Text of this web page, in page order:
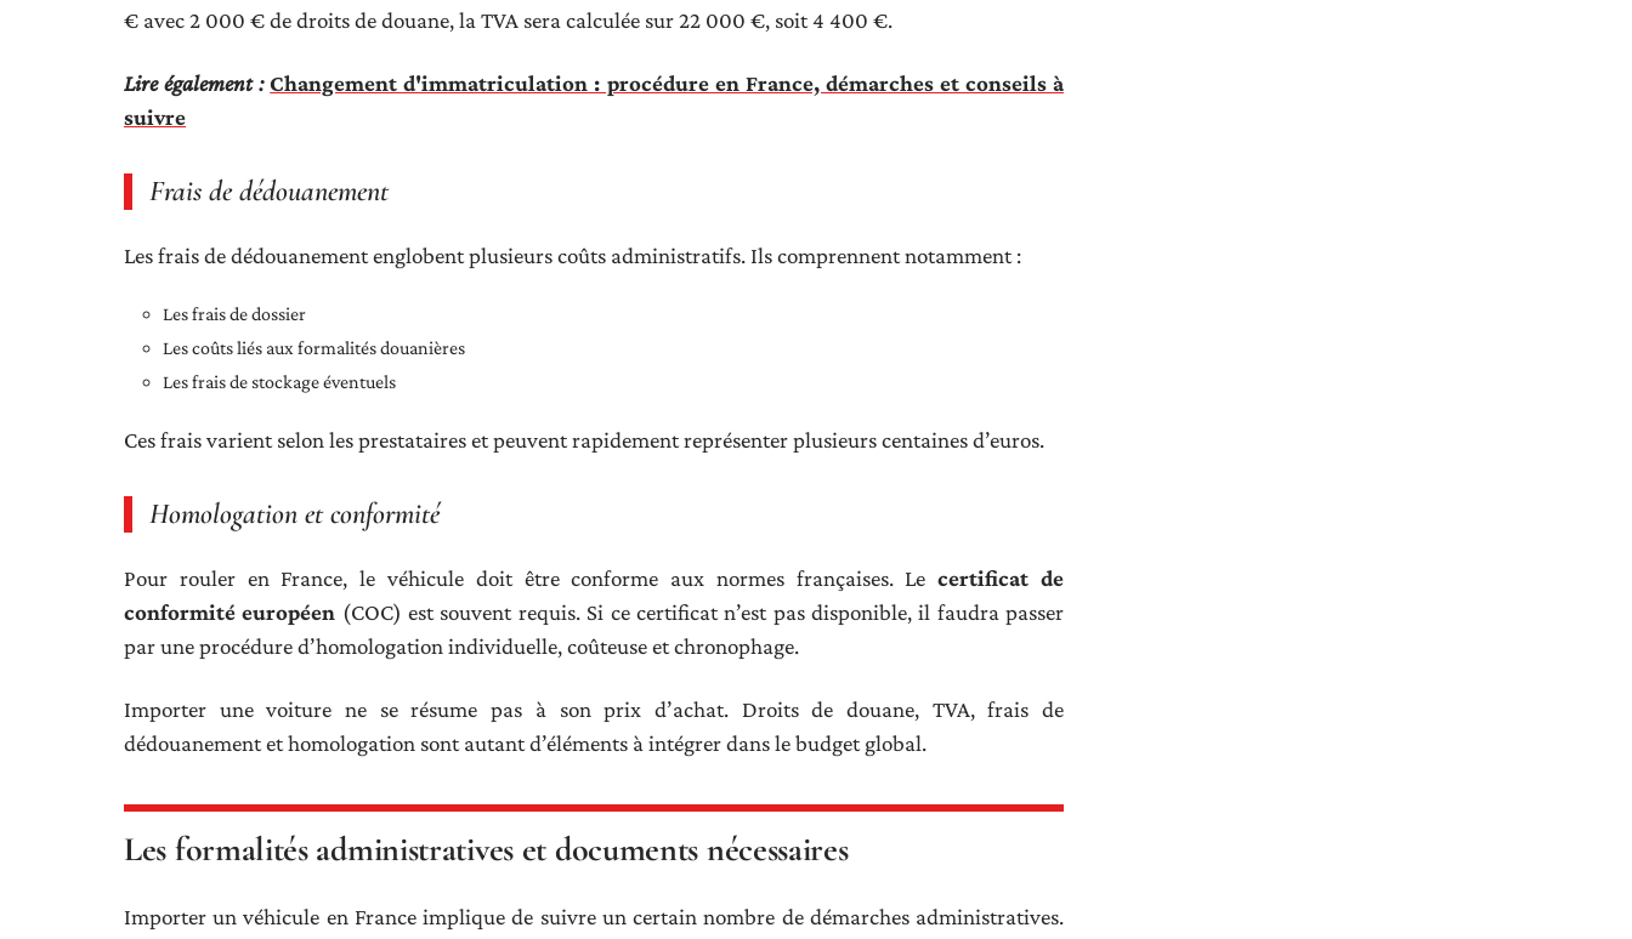
€ avec 2 000 € de droits de douane, la TVA sera calculée sur 22 000 €, soit 4 400 €.
Lire également : Changement d'immatriculation : procédure en France, démarches et conseils à
suivre
Frais de dédouanement
Les frais de dédouanement englobent plusieurs coûts administratifs. Ils comprennent notamment :
Les frais de dossier
Les coûts liés aux formalités douanières
Les frais de stockage éventuels
Ces frais varient selon les prestataires et peuvent rapidement représenter plusieurs centaines d’euros.
Homologation et conformité
Pour rouler en France, le véhicule doit être conforme aux normes françaises. Lecertificat de
conformité européen (COC) est souvent requis. Si ce certificat n’est pas disponible, il faudra passer
par une procédure d’homologation individuelle, coûteuse et chronophage.
Importer une voiture ne se résume pas à son prix d’achat. Droits de douane, TVA, frais de
dédouanement et homologation sont autant d’éléments à intégrer dans le budget global.
Les formalités administratives et documents nécessaires
Importer un véhicule en France implique de suivre un certain nombre de démarches administratives.